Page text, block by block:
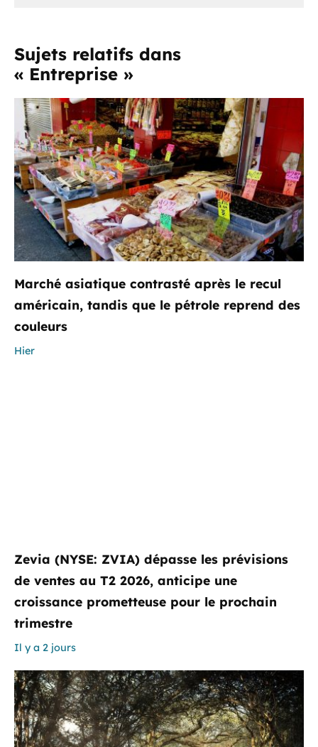
Sujets relatifs dans
« Entreprise »
Marché asiatique contrasté après le recul
américain, tandis que le pétrole reprend des
couleurs
Hier
Zevia (NYSE: ZVIA) dépasse les prévisions
de ventes au T2 2026, anticipe une
croissance prometteuse pour le prochain
trimestre
Il y a 2 jours